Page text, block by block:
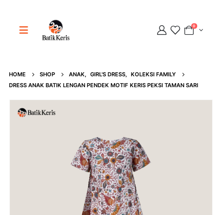
0
HOME SHOP ANAK, GIRL'S DRESS, KOLEKSI FAMILY
DRESS ANAK BATIK LENGAN PENDEK MOTIF KERIS PEKSI TAMAN SARI
Adipati
Online